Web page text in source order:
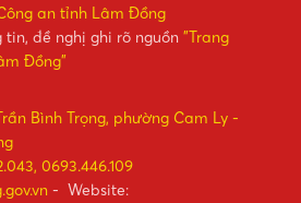
an tỉnh Lâm Đồng
đề nghị ghi rõ nguồn "Trang
Đồng"
Bình Trọng, phường Cam Ly -
0693.446.109
- Website: